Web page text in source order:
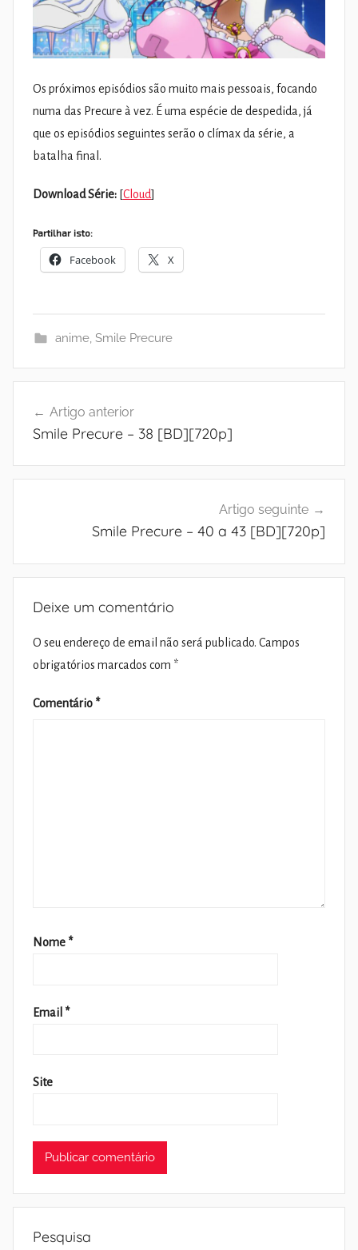
Os próximos episódios são muito mais pessoais, focando
numa das Precure à vez. É uma espécie de despedida, já
que os episódios seguintes serão o clímax da série, a
batalha final.
Download Série: [Cloud]
Partilhar isto:
Facebook X
anime, Smile Precure
de
Artigo anterior
Smile Precure – 38 [BD][720p]
Artigo seguinte
Smile Precure – 40 a 43 [BD][720p]
Deixe um comentário
O seu endereço de email não será publicado. Campos
obrigatórios marcados com *
Comentário *
Nome *
Email *
Site
Pesquisa